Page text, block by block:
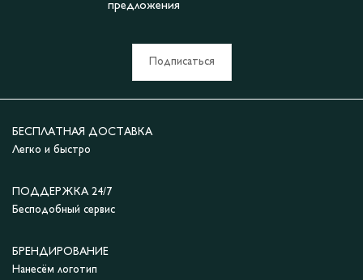
предложения
Подписаться
БЕСПЛАТНАЯ ДОСТАВКА
Легко и быстро
ПОДДЕРЖКА 24/7
Бесподобный сервис
БРЕНДИРОВАНИЕ
Нанесём логотип